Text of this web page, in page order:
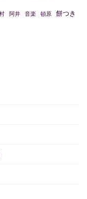
阿井 音楽 頓原 餅つき